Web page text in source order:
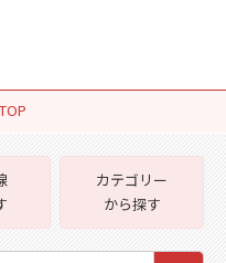
カテゴリー
から探す